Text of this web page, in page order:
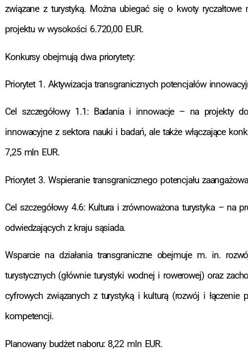
związane z turystyką. Można ubiegać się o kwoty
projektu w wysokości 6.720,00 EUR.
Konkursy obejmują dwa priorytety:
Priorytet 1. Aktywizacja transgranicznych potencjałów
Cel szczegółowy 1.1: Badania i innowacje – na projekty
innowacyjne z sektora nauki i badań, ale także włączające
7,25 mln EUR.
Priorytet 3. Wspieranie transgranicznego potencjału
Cel szczegółowy 4.6: Kultura i zrównoważona turystyka – na
odwiedzających z kraju sąsiada.
Wsparcie na działania transgraniczne obejmuje m. in.
turystycznych (głównie turystyki wodnej i rowerowej) oraz
cyfrowych związanych z turystyką i kulturą (rozwój i
kompetencji.
Planowany budżet naboru: 8,22 mln EUR.